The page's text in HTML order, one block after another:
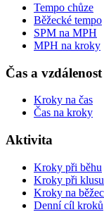
Tempo chůze
Běžecké tempo
SPM na MPH
MPH na kroky
Čas a vzdálenost
Kroky na čas
Čas na kroky
Aktivita
Kroky při běhu
Kroky při klusu
Kroky na
Denní cíl kroků